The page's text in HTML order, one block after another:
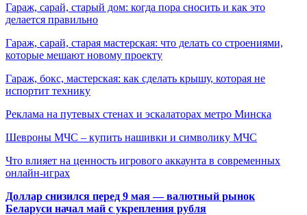
Гараж, сарай, старый дом: когда пора сносить и как это
делается правильно
Гараж, сарай, старая мастерская: что делать со строениями,
которые мешают новому проекту
Гараж, бокс, мастерская: как сделать крышу, которая не
испортит технику
Реклама на путевых стенах и эскалаторах метро Минска
Шевроны МЧС – купить нашивки и символику МЧС
Что влияет на ценность игрового аккаунта в современных
онлайн-играх
Доллар снизился перед 9 мая — валютный рынок
Беларуси начал май с укрепления рубля